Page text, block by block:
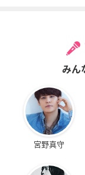
みん
宮野真守